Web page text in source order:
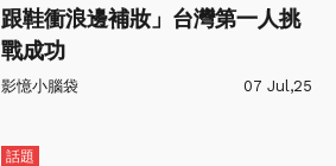
跟鞋衝浪邊補妝」台灣第一人挑
戰成功
影憶小腦袋 07 Jul,25
話題